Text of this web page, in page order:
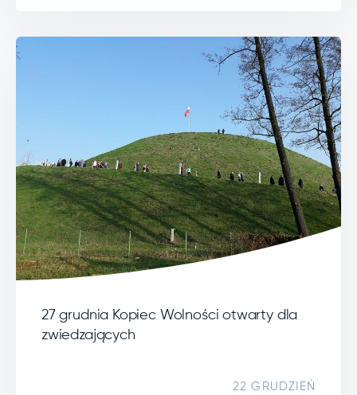
27 grudnia Kopiec Wolności otwarty dla
zwiedzających
22 GRUDZIEŃ